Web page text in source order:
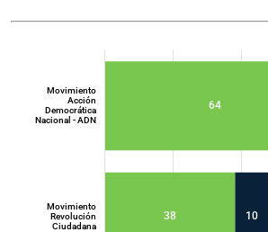
38
64
10
Movimiento
Revolución
Ciudadana
Movimiento
Acción
Democrática
Nacional - ADN